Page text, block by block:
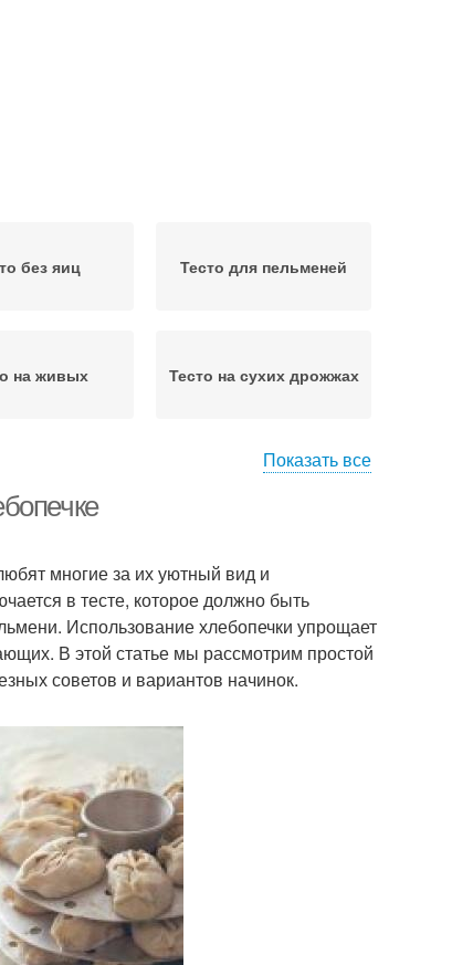
без яиц Тесто для пельменей
на живых Тесто на сухих дрожжах
тесто
тесто Правильное тесто
домашних
узбекские
манты
Показать все
многие за их уютный вид и
в тесте, которое должно быть
Использование хлебопечки упрощает
В этой статье мы рассмотрим простой
советов и вариантов начинок.